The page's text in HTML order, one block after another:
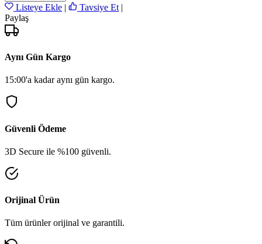
Listeye Ekle | Tavsiye Et |
Paylaş
Aynı Gün Kargo
15:00'a kadar aynı gün kargo.
Güvenli Ödeme
3D Secure ile %100 güvenli.
Orijinal Ürün
Tüm ürünler orijinal ve garantili.